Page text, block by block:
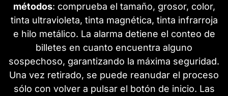
métodos: comprueba el tamaño, grosor, color,
tinta ultravioleta, tinta magnética, tinta infrarroja
e hilo metálico. La alarma detiene el conteo de
billetes en cuanto encuentra alguno
sospechoso, garantizando la máxima seguridad.
Una vez retirado, se puede reanudar el proceso
sólo con volver a pulsar el botón de inicio. Las